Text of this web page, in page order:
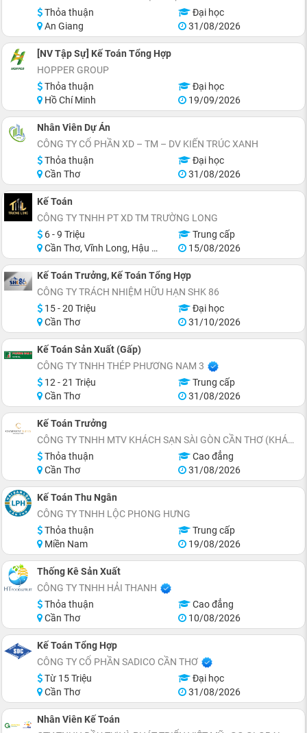
Thỏa thuận
Đại học
An Giang
31/08/2026
[NV Tập Sự] Kế Toán Tổng Hợp
HOPPER GROUP
Thỏa thuận
Đại học
Hồ Chí Minh
19/09/2026
Nhân Viên Dự Án
CÔNG TY CỔ PHẦN XD – TM – DV KIẾN TRÚC XANH
Thỏa thuận
Đại học
Cần Thơ
31/08/2026
Kế Toán
CÔNG TY TNHH PT XD TM TRƯỜNG LONG
6 - 9 Triệu
Trung cấp
Cần Thơ, Vĩnh Long, Hậu Giang
15/08/2026
Kế Toán Trưởng, Kế Toán Tổng Hợp
CÔNG TY TRÁCH NHIỆM HỮU HẠN SHK 86
15 - 20 Triệu
Đại học
Cần Thơ
31/10/2026
Kế Toán Sản Xuất (Gấp)
CÔNG TY TNHH THÉP PHƯƠNG NAM 3
12 - 21 Triệu
Trung cấp
Cần Thơ
31/08/2026
Kế Toán Trưởng
CÔNG TY TNHH MTV KHÁCH SẠN SÀI GÒN CẦN THƠ (KHÁCH SẠN CHARMANT SUITES)
Thỏa thuận
Cao đẳng
Cần Thơ
31/08/2026
Kế Toán Thu Ngân
CÔNG TY TNHH LỘC PHONG HƯNG
Thỏa thuận
Trung cấp
Miền Nam
19/08/2026
Thống Kê Sản Xuất
CÔNG TY TNHH HẢI THANH
Thỏa thuận
Cao đẳng
Cần Thơ
10/08/2026
Kế Toán Tổng Hợp
CÔNG TY CỔ PHẦN SADICO CẦN THƠ
Từ 15 Triệu
Đại học
Cần Thơ
31/08/2026
Nhân Viên Kế Toán